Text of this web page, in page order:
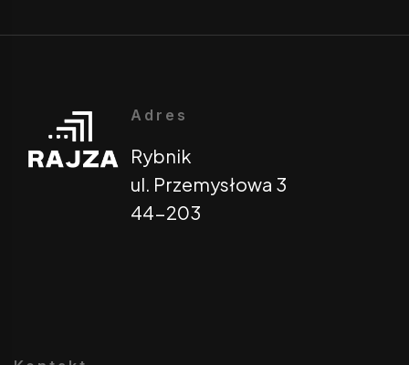
Adres
Rybnik
ul. Przemysłowa 3
44-203